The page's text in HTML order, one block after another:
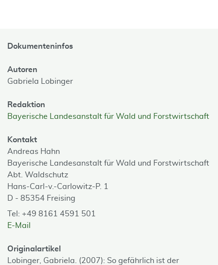
Dokumenteninfos
Autoren
Gabriela Lobinger
Redaktion
Bayerische Landesanstalt für Wald und Forstwirtschaft
Kontakt
Andreas Hahn
Bayerische Landesanstalt für Wald und Forstwirtschaft
Abt. Waldschutz
Hans-Carl-v.-Carlowitz-P. 1
D - 85354 Freising
Tel: +49 8161 4591 501
E-Mail
Originalartikel
Lobinger, Gabriela. (2007): So gefährlich ist der